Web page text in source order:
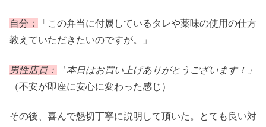
自分：
「この弁当に付属しているタレや薬味の使用の仕方
教えていただきたいのですが。」
男性店員：
「本日はお買い上げありがとうございます！」
（不安が即座に安心に変わった感じ）
その後、喜んで懇切丁寧に説明して頂いた。とても良い対